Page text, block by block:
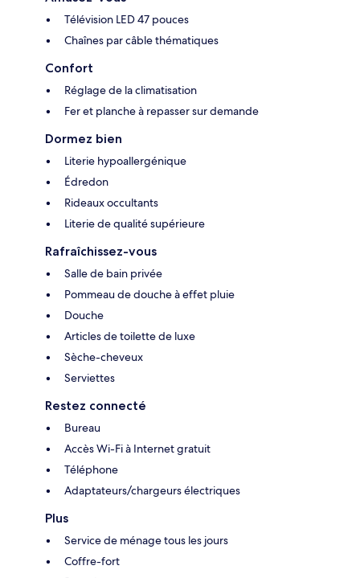
Télévision LED 47 pouces
Chaînes par câble thématiques
Confort
Réglage de la climatisation
Fer et planche à repasser sur demande
Dormez bien
Literie hypoallergénique
Édredon
Rideaux occultants
Literie de qualité supérieure
Rafraîchissez-vous
Salle de bain privée
Pommeau de douche à effet pluie
Douche
Articles de toilette de luxe
Sèche-cheveux
Serviettes
Restez connecté
Bureau
Accès Wi-Fi à Internet gratuit
Téléphone
Adaptateurs/chargeurs électriques
Plus
Service de ménage tous les jours
Coffre-fort